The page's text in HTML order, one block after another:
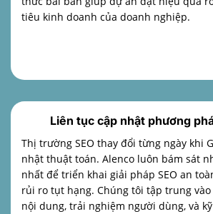
tiêu kinh doanh của doanh nghiệp.
Liên tục cập nhật phương
Thị trường SEO thay đổi từng ngày khi
nhật thuật toán. Alenco luôn bám sát
nhất để triển khai giải pháp SEO an
rủi ro tụt hạng. Chúng tôi tập trung vào
nội dung, trải nghiệm người dùng, và